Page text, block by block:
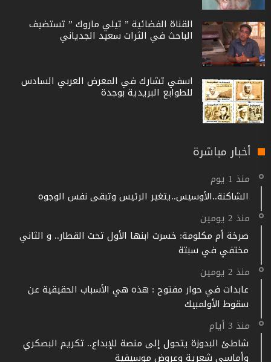
القناة الفضائية ” تيلي ماروك ” تستضيف
الباحث في الثرات سعيد الجدياني
اسفي تشارك في المعرض العربي السادس
للطوابع البريدية بوجدة
أخبار مباشرة
منذ 1 يوم
الشاكنة..الأوسيس..يتغير الرئيس وتبقى نفس الوجوه
منذ 2 يومين
صرخة أم مكلومة: خسرت ابنها الأول تحت القطار.. و الثاني
مختفي في سبتة
منذ 2 يومين
عابدات في حوار مفتوح : هذه هي الأسباب الحقيقية عن
سقوط الأولمبيك
منذ 3 أيام
شاطئ البدوزة يتحول إلى منصة للإبداع.. تكريم البصكري
وأماسي شعرية وعروض موسيقية